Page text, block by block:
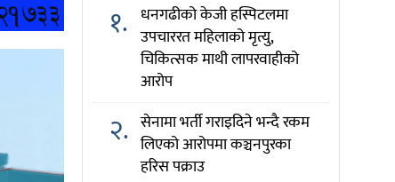
१. धनगढीको केजी हस्पिटलमा
उपचाररत महिलाको मृत्यु,
चिकित्सक माथी लापरवाहीको
आरोप
२. सेनामा भर्ती गराइदिने भन्दै रकम
लिएको आरोपमा कञ्चनपुरका
हरिस पक्राउ